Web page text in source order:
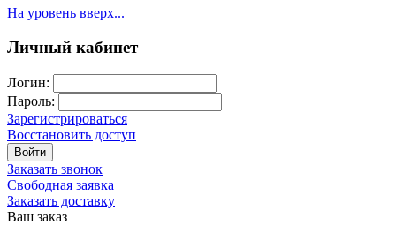
На уровень вверх...
Личный кабинет
Логин:
Пароль:
Зарегистрироваться
Восстановить доступ
Войти
Заказать звонок
Свободная заявка
Заказать доставку
Ваш заказ